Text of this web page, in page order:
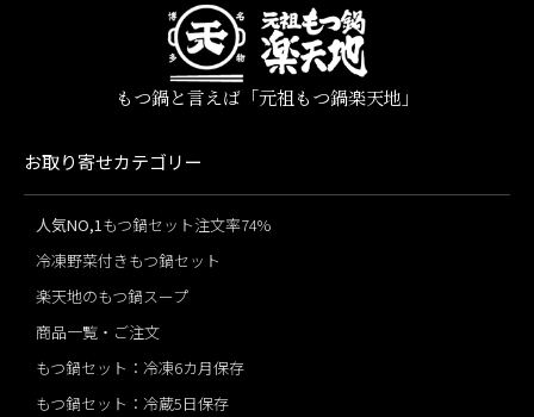
もつ鍋と言えば「元祖もつ鍋楽天地」
お取り寄せカテゴリー
人気NO,1もつ鍋セット注文率74%
冷凍野菜付きもつ鍋セット
楽天地のもつ鍋スープ
商品一覧・ご注文
もつ鍋セット：冷凍6カ月保存
もつ鍋セット：冷蔵5日保存